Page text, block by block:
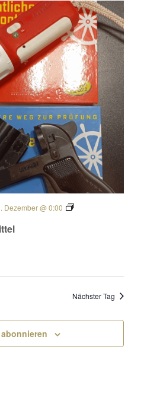
Dezember @ 0:00
Nächster Tag